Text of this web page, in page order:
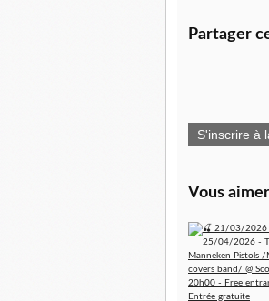
Partager
S'inscrire à
Vous